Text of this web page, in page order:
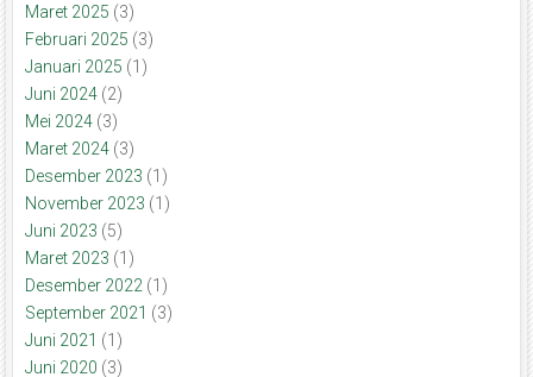
Maret 2025 (3)
Februari 2025 (3)
Januari 2025 (1)
Juni 2024 (2)
Mei 2024 (3)
Maret 2024 (3)
Desember 2023 (1)
November 2023 (1)
Juni 2023 (5)
Maret 2023 (1)
Desember 2022 (1)
September 2021 (3)
Juni 2021 (1)
Juni 2020 (3)